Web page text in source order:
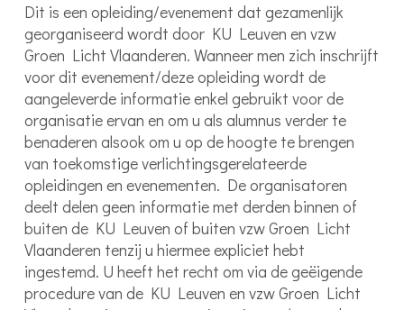
Dit is een opleiding/evenement dat gezamenlijk
georganiseerd wordt door KU Leuven en vzw
Groen Licht Vlaanderen. Wanneer men zich inschrijft
voor dit evenement/deze opleiding wordt de
aangeleverde informatie enkel gebruikt voor de
organisatie ervan en om u als alumnus verder te
benaderen alsook om u op de hoogte te brengen
van toekomstige verlichtingsgerelateerde
opleidingen en evenementen. De organisatoren
deelt delen geen informatie met derden binnen of
buiten de KU Leuven of buiten vzw Groen Licht
Vlaanderen tenzij u hiermee expliciet hebt
ingestemd. U heeft het recht om via de geëigende
procedure van de KU Leuven en vzw Groen Licht